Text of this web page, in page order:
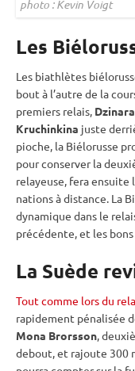
photo : Kevin Voigt
Les
Les biathlètes
bout à l’autre de la
premiers relais,
Kruchinkina juste
pioche, la Biélorusse
pour conserver la
relayeuse, fera ensuite
nations à distance. La
dynamique dans le
précédente, et les
La Suède
Tout comme lors du
rapidement pénalisée
Mona Brorsson,
debout, et rajoute 300